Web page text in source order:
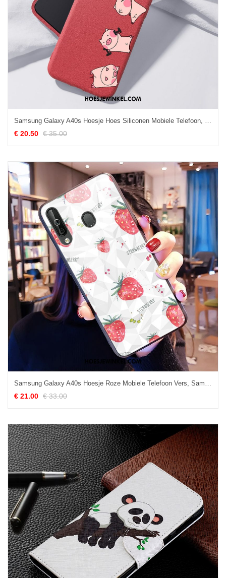
Samsung Galaxy A40s Hoesje Hoes Siliconen Mobiele Telefoon, Samsung Galaxy A40s Hoesje Bescherming Rood
€ 20.50 € 35.00
Samsung Galaxy A40s Hoesje Roze Mobiele Telefoon Vers, Samsung Galaxy A40s Hoesje Ster Mini
€ 21.00 € 33.00